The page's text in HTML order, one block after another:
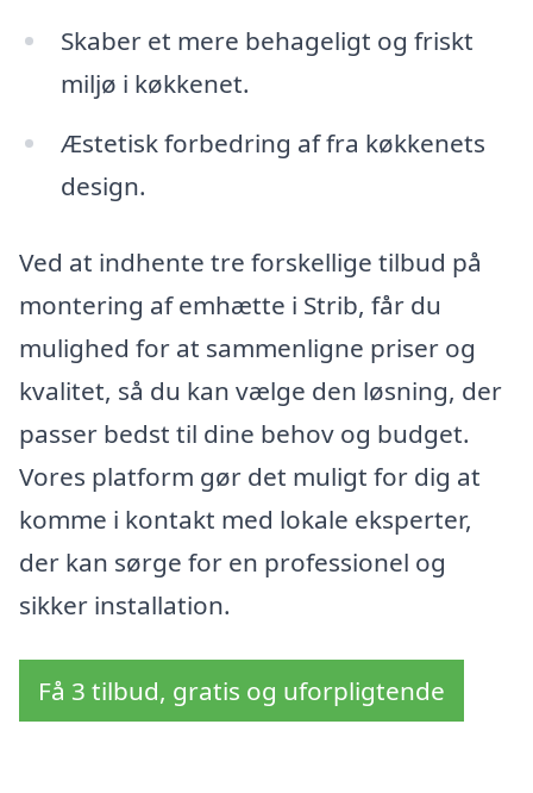
Skaber et mere behageligt og friskt
miljø i køkkenet.
Æstetisk forbedring af fra køkkenets
design.
Ved at indhente tre forskellige tilbud på
montering af emhætte i Strib, får du
mulighed for at sammenligne priser og
kvalitet, så du kan vælge den løsning, der
passer bedst til dine behov og budget.
Vores platform gør det muligt for dig at
komme i kontakt med lokale eksperter,
der kan sørge for en professionel og
sikker installation.
Få 3 tilbud, gratis og uforpligtende